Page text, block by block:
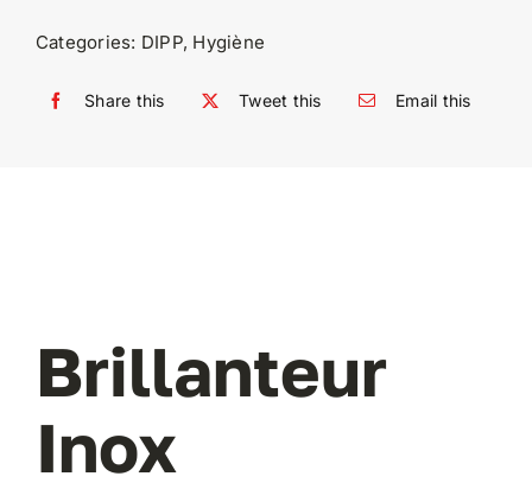
Categories: DIPP, Hygiène
Share this Tweet this Email this
Brillanteur
Inox